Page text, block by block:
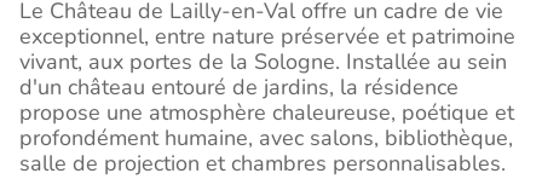
Le Château de Lailly-en-Val offre un cadre de vie
exceptionnel, entre nature préservée et patrimoine
vivant, aux portes de la Sologne. Installée au sein
d'un château entouré de jardins, la résidence
propose une atmosphère chaleureuse, poétique et
profondément humaine, avec salons, bibliothèque,
salle de projection et chambres personnalisables.